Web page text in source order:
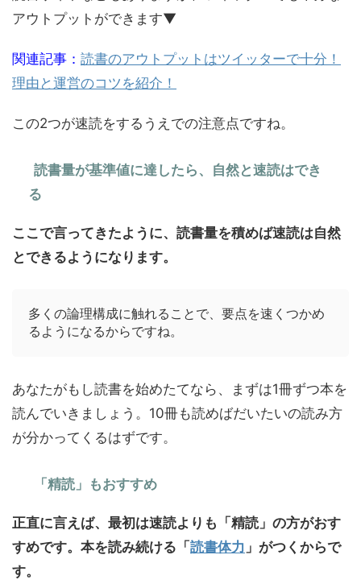
アウトプットができます▼
関連記事： 読書のアウトプットはツイッターで十分！
理由と運営のコツを紹介！
この2つが速読をするうえでの注意点ですね。
読書量が基準値に達したら、自然と速読はでき
る
ここで言ってきたように、読書量を積めば速読は自然
とできるようになります。
多くの論理構成に触れることで、要点を速くつかめ
るようになるからですね。
あなたがもし読書を始めたてなら、まずは1冊ずつ本を
読んでいきましょう。10冊も読めばだいたいの読み方
が分かってくるはずです。
「精読」もおすすめ
正直に言えば、最初は速読よりも「精読」の方がおす
すめです。本を読み続ける「読書体力 」がつくからで
す。